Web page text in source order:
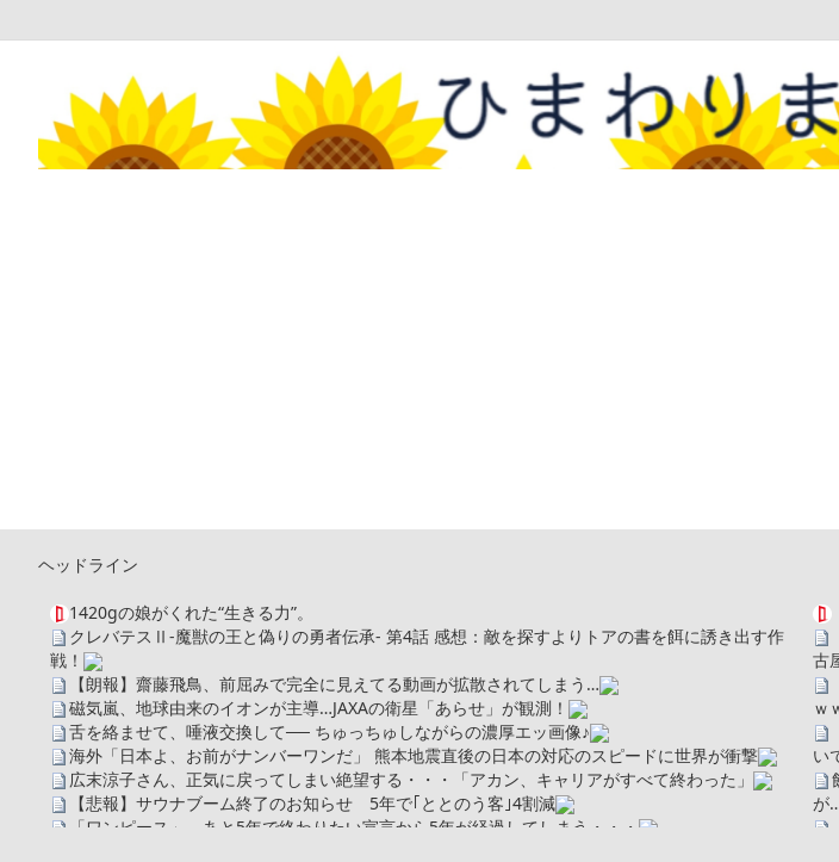
ヘッドライン
1420gの娘がくれた“生きる力”。
クレバテスⅡ-魔獣の王と偽りの勇者伝承- 第4話 感想：敵を探すよりトアの書を餌に誘き出す作
戦！
【朗報】齋藤飛鳥、前屈みで完全に見えてる動画が拡散されてしまう…
磁気嵐、地球由来のイオンが主導…JAXAの衛星「あらせ」が観測！
舌を絡ませて、唾液交換して── ちゅっちゅしながらの濃厚エッ画像♪
海外「日本よ、お前がナンバーワンだ」 熊本地震直後の日本の対応のスピードに世界が衝撃
広末涼子さん、正気に戻ってしまい絶望する・・・「アカン、キャリアがすべて終わった」
【悲報】サウナブーム終了のお知らせ 5年で｢ととのう客｣4割減
「ワンピース」、あと5年で終わりたい宣言から5年が経過してしまう・・・
古
ｗ
い
が